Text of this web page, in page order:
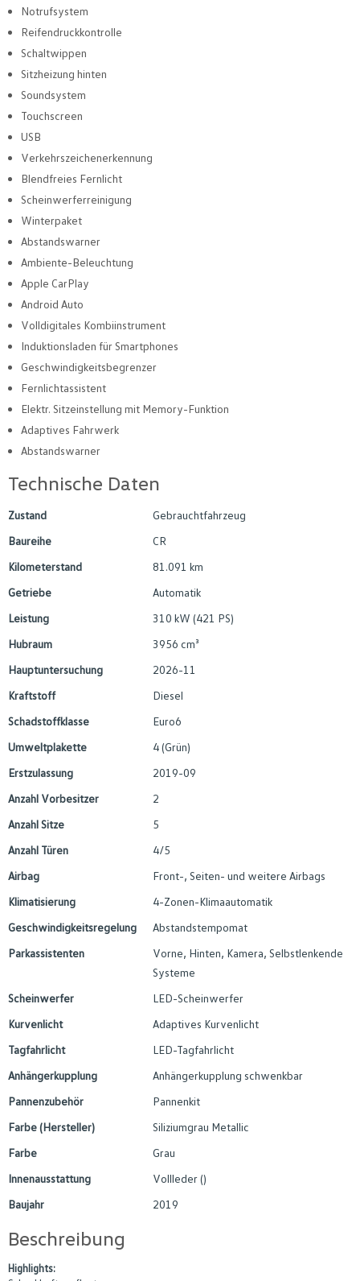
Notrufsystem
Reifendruckkontrolle
Schaltwippen
Sitzheizung hinten
Soundsystem
Touchscreen
USB
Verkehrszeichenerkennung
Blendfreies Fernlicht
Scheinwerferreinigung
Winterpaket
Abstandswarner
Ambiente-Beleuchtung
Apple CarPlay
Android Auto
Volldigitales Kombiinstrument
Induktionsladen für Smartphones
Geschwindigkeitsbegrenzer
Fernlichtassistent
Elektr. Sitzeinstellung mit Memory-Funktion
Adaptives Fahrwerk
Abstandswarner
Technische Daten
Zustand
Gebrauchtfahrzeug
Baureihe
CR
Kilometerstand
81.091 km
Getriebe
Automatik
Leistung
310 kW (421 PS)
Hubraum
3956 cm³
Hauptuntersuchung
2026-11
Kraftstoff
Diesel
Schadstoffklasse
Euro6
Umweltplakette
4 (Grün)
Erstzulassung
2019-09
Anzahl Vorbesitzer
2
Anzahl Sitze
5
Anzahl Türen
4/5
Airbag
Front-, Seiten- und weitere Airbags
Klimatisierung
4-Zonen-Klimaautomatik
Geschwindigkeitsregelung
Abstandstempomat
Parkassistenten
Vorne, Hinten, Kamera, Selbstlenkende
Systeme
Scheinwerfer
LED-Scheinwerfer
Kurvenlicht
Adaptives Kurvenlicht
Tagfahrlicht
LED-Tagfahrlicht
Anhängerkupplung
Anhängerkupplung schwenkbar
Pannenzubehör
Pannenkit
Farbe (Hersteller)
Siliziumgrau Metallic
Farbe
Grau
Innenausstattung
Vollleder ()
Baujahr
2019
Beschreibung
Highlights: